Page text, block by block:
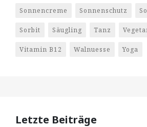
Sonnencreme Sonnenschutz
Sorbit Säugling Tanz
Vitamin B12 Walnuesse Yoga
Letzte Beiträge